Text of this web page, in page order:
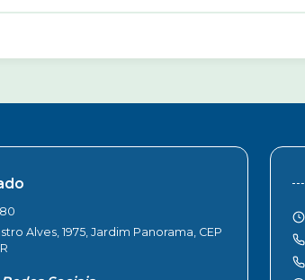
Alves, 1975, Jardim Panorama, CEP